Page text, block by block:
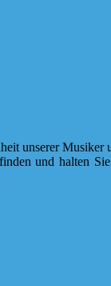
unserer Musiker
und halten